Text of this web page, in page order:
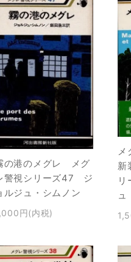
の港のメグレ メグ
警視シリーズ47 ジ
ルジュ・シムノン
円(内税)
メ
新
ュ